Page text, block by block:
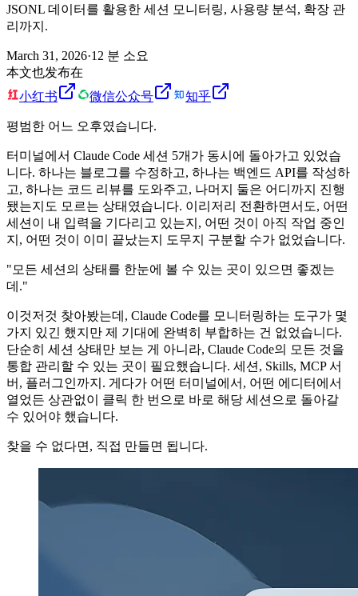
JSONL 데이터를 활용한 세션 모니터링, 사용량 분석, 확장 관
리까지.
March 31, 2026·12 분 소요
本文也发布在
小红书
微信公众号 知乎
평범한 어느 오후였습니다.
터미널에서 Claude Code 세션 5개가 동시에 돌아가고 있었습
니다. 하나는 블로그를 수정하고, 하나는 백엔드 API를 작성하
고, 하나는 코드 리뷰를 도와주고, 나머지 둘은 어디까지 진행
됐는지도 모르는 상태였습니다. 이리저리 전환하면서도, 어떤
세션이 내 입력을 기다리고 있는지, 어떤 것이 아직 작업 중인
지, 어떤 것이 이미 끝났는지 도무지 구분할 수가 없었습니다.
"모든 세션의 상태를 한눈에 볼 수 있는 곳이 있으면 좋겠는
데."
이것저것 찾아봤는데, Claude Code를 모니터링하는 도구가 몇
가지 있긴 했지만 제 기대에 완벽히 부합하는 건 없었습니다.
단순히 세션 상태만 보는 게 아니라, Claude Code의 모든 것을
통합 관리할 수 있는 곳이 필요했습니다. 세션, Skills, MCP 서
버, 플러그인까지. 게다가 어떤 터미널에서, 어떤 에디터에서
열었든 상관없이 클릭 한 번으로 바로 해당 세션으로 돌아갈
수 있어야 했습니다.
찾을 수 없다면, 직접 만들면 됩니다.